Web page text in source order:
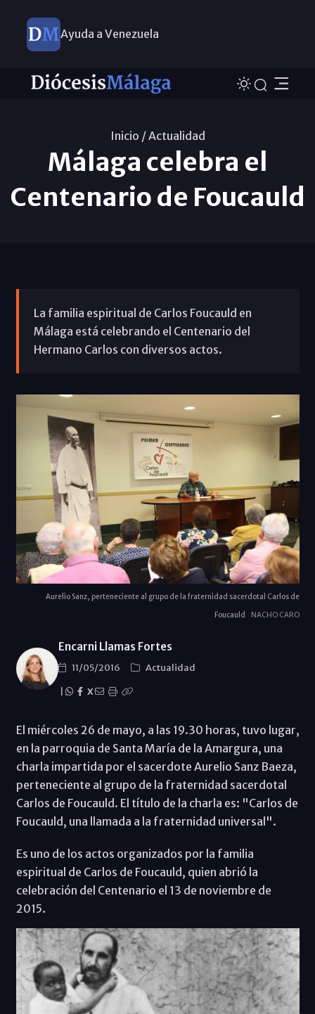
Ayuda a Venezuela
Inicio /Actualidad
Málaga celebra el
Centenario de Foucauld
La familia espiritual de Carlos Foucauld en
Málaga está celebrando el Centenario del
Hermano Carlos con diversos actos.
Aurelio Sanz, perteneciente al grupo de la fraternidad sacerdotal Carlos de
Foucauld
NACHO CARO
Encarni Llamas Fortes
11/05/2016
Actualidad
X
El miércoles 26 de mayo, a las 19.30 horas, tuvo lugar,
en la parroquia de Santa María de la Amargura, una
charla impartida por el sacerdote Aurelio Sanz Baeza,
perteneciente al grupo de la fraternidad sacerdotal
Carlos de Foucauld. El título de la charla es: "Carlos de
Foucauld, una llamada a la fraternidad universal".
Es uno de los actos organizados por la familia
espiritual de Carlos de Foucauld, quien abrió la
celebración del Centenario el 13 de noviembre de
2015.